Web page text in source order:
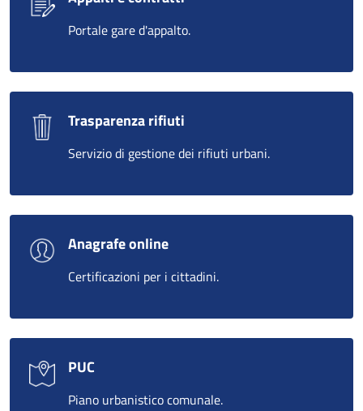
Portale gare d'appalto.
Trasparenza rifiuti
Servizio di gestione dei rifiuti urbani.
Anagrafe online
Certificazioni per i cittadini.
PUC
Piano urbanistico comunale.